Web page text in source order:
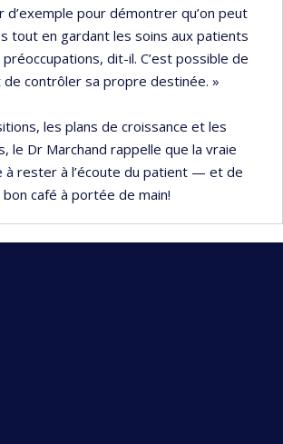
d’exemple pour démontrer qu’on peut
tout en gardant les soins aux patients
dit-il. C’est possible de
contrôler sa propre destinée. »
les plans de croissance et les
le Dr Marchand rappelle que la vraie
à rester à l’écoute du patient — et de
café à portée de main!